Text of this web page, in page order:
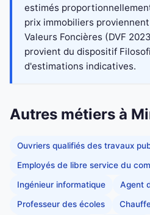
estimés
prix immobiliers
Valeurs Foncières (DVF
provient du dispositif
d'estimations indicatives.
Autres métiers à
Ouvriers qualifiés des travaux
Employés de libre service du
Ingénieur informatique Agent
Professeur des écoles